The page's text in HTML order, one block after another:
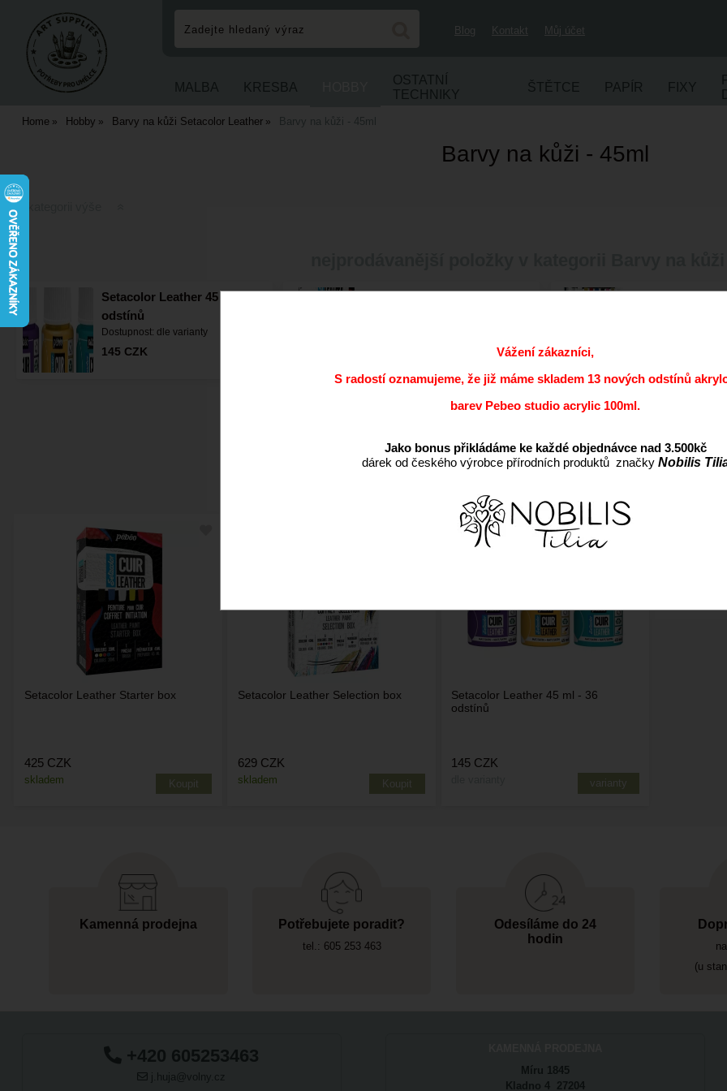
Blog Kontakt Můj účet
MALBA KRESBA
OSTATNÍ
TECHNIKY
ŠTĚTCE PAPÍR FIXY
Home Hobby Barvy na kůži Setacolor Leather Barvy na kůži - 45ml
Barvy na kůži - 45ml
O kategorii výše
Setacolor Leather 45 ml - 36
odstínů
Dostupnost: dle varianty
145 CZK
Setacolor Leather Starter box
skladem
425 CZK
Setacolor Leather Selection box
skladem
629 CZK
Setacolor Leather 45 ml - 36
odstínů
varianty
145 CZK
Kamenná prodejna Potřebujete poradit?
tel.: 605 253 463
Odesíláme do 24
hodin
(u
+420 605253463
j.huja@volny.cz
Míru 1845
Kladno 4 27204
Vážení zákazníci,
S radostí oznamujeme, že již máme skladem 13 nových odstínů
barev Pebeo studio acrylic 100ml.
Jako bonus přikládáme ke každé objednávce nad 3.500kč
dárek od českého výrobce přírodních produktů značky Nobilis